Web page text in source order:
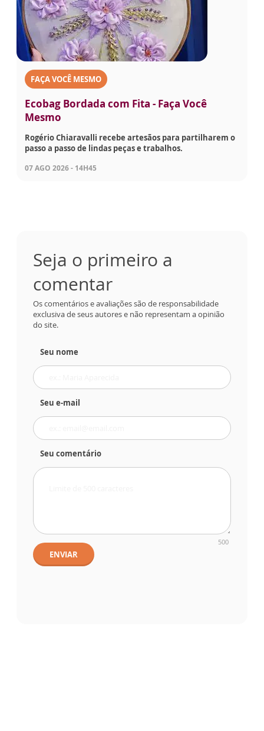
FAÇA VOCÊ MESMO
Ecobag Bordada com Fita - Faça Você
Mesmo
Rogério Chiaravalli recebe artesãos para partilharem o
passo a passo de lindas peças e trabalhos.
07 AGO 2026 - 14H45
Seja o primeiro a
comentar
Os comentários e avaliações são de responsabilidade
exclusiva de seus autores e não representam a opinião
do site.
Seu nome
Seu e-mail
Seu comentário
500
ENVIAR